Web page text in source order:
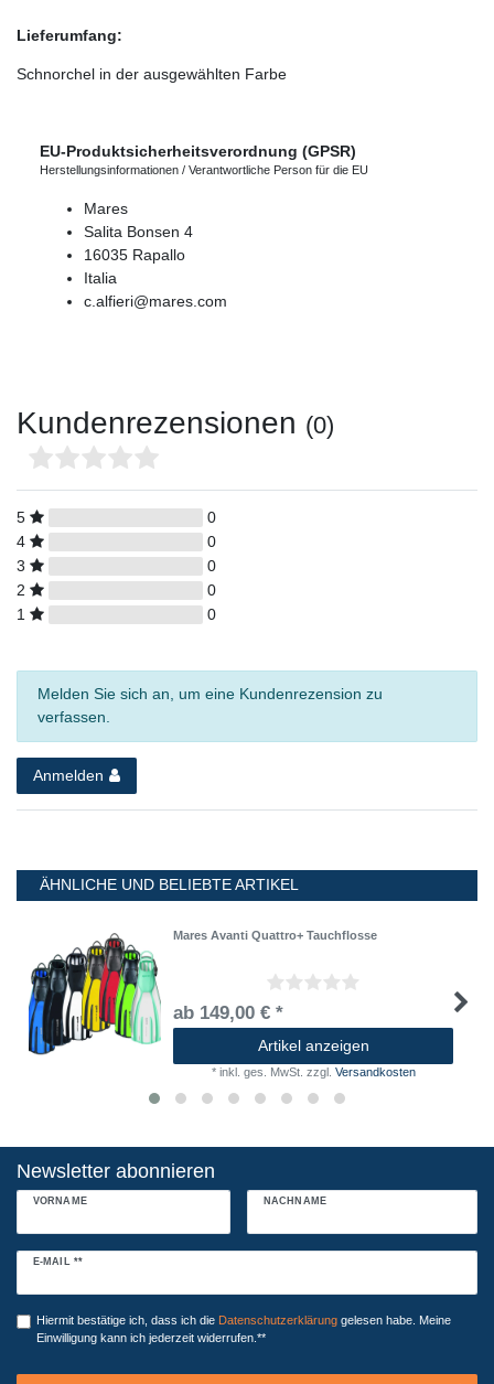
Lieferumfang:
Schnorchel in der ausgewählten Farbe
EU-Produktsicherheitsverordnung (GPSR)
Herstellungsinformationen / Verantwortliche Person für die EU
Mares
Salita Bonsen 4
16035 Rapallo
Italia
c.alfieri@mares.com
Kundenrezensionen (0)
5
0
4
0
3
0
2
0
1
0
Melden Sie sich an, um eine Kundenrezension zu
verfassen.
Anmelden
ÄHNLICHE UND BELIEBTE ARTIKEL
Mares Avanti Quattro+ Tauchflosse
ab 149,00 € *
Artikel anzeigen
* inkl. ges. MwSt. zzgl. Versandkosten
Newsletter abonnieren
VORNAME NACHNAME
E-MAIL **
Newsletter
Hiermit bestätige ich, dass ich die Daten­schutz­erklärunggelesen habe. Meine
Einwilligung kann ich jederzeit widerrufen.**